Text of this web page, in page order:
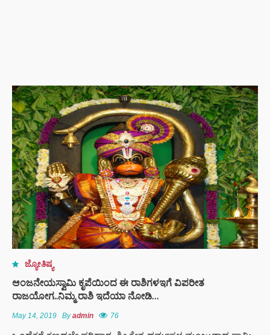
ಜ್ಯೋತಿಷ್ಯ
ಆಂಜನೇಯಸ್ವಾಮಿ ಕೃಪೆಯಿಂದ ಈ ರಾಶಿಗಳಇಗೆ ವಿಪರೀತ
ರಾಜಯೋಗ..ನಿಮ್ಮ ರಾಶಿ ಇದೆಯಾ ನೋಡಿ…
May 14, 2019 Byadmin 76